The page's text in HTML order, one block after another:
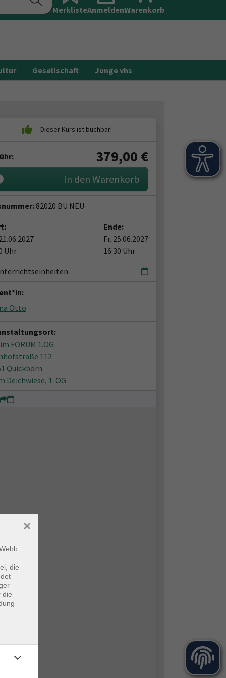
Galerie Kontakt
MerklisteAnmeldenWarenkorb
Gesellschaft Junge vhs
379,00 €
In den Warenkorb
82020 BU NEU
Uhr
Ende:
Fr. 25.06.2027
16:30 Uhr
Otto
FORUM 1.OG
112
Quickborn
Deichwiese, 1. OG
die
die
×